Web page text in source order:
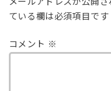
ている欄は必須項目です
コメント ※